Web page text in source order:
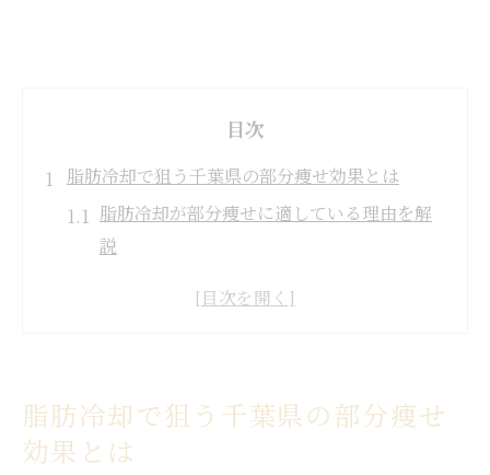
目次
脂肪冷却で狙う千葉県の部分痩せ効果とは
脂肪冷却が部分痩せに適している理由を解
説
イント
自己流ダイエットと脂肪冷却の違いを比較
脂肪冷却で狙う千葉県の部分痩せ
効果とは